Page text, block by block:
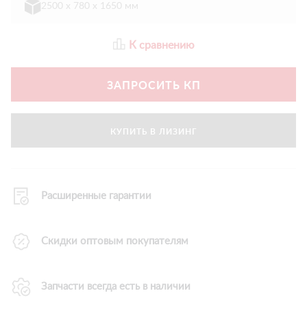
2500 х 780 х 1650 мм
К сравнению
ЗАПРОСИТЬ КП
КУПИТЬ В ЛИЗИНГ
Расширенные гарантии
Скидки оптовым покупателям
Запчасти всегда есть в наличии